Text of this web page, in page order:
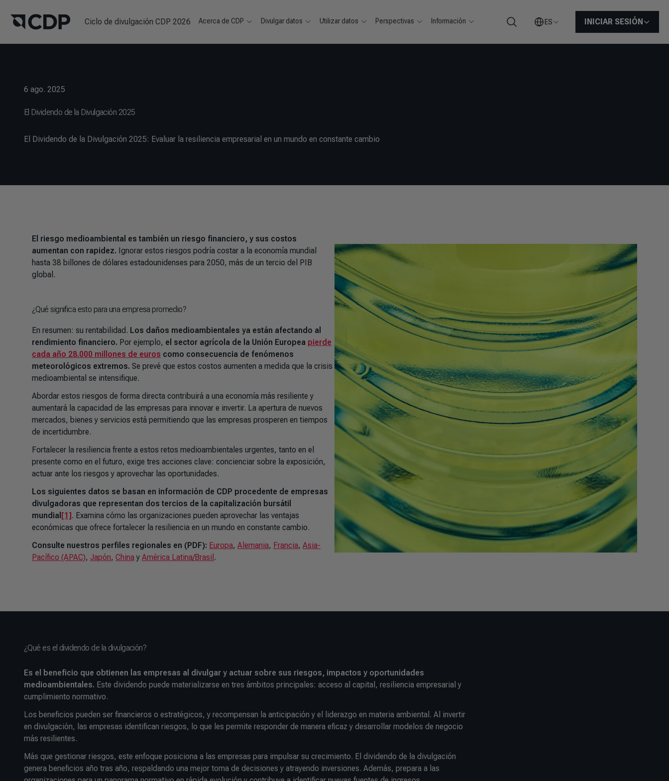
Ciclo de divulgación CDP 2026 Acerca de CDP Divulgar datos Utilizar datos Perspectivas Información
Buscar
ES INICIAR SESIÓN
6 ago. 2025
El Dividendo de la Divulgación 2025
El Dividendo de la Divulgación 2025: Evaluar la resiliencia empresarial en un mundo en constante cambio
El riesgo medioambiental es también un riesgo financiero, y sus costos
aumentan con rapidez. Ignorar estos riesgos podría costar a la economía mundial
hasta 38 billones de dólares estadounidenses para 2050, más de un tercio del PIB
global.
¿Qué significa esto para una empresa promedio?
En resumen: su rentabilidad. Los daños medioambientales ya están afectando al
rendimiento financiero. Por ejemplo, el sector agrícola de la Unión Europea pierde
cada año 28.000 millones de euros como consecuencia de fenómenos
meteorológicos extremos. Se prevé que estos costos aumenten a medida que la crisis
medioambiental se intensifique.
Abordar estos riesgos de forma directa contribuirá a una economía más resiliente y
aumentará la capacidad de las empresas para innovar e invertir. La apertura de nuevos
mercados, bienes y servicios está permitiendo que las empresas prosperen en tiempos
de incertidumbre.
Fortalecer la resiliencia frente a estos retos medioambientales urgentes, tanto en el
presente como en el futuro, exige tres acciones clave: concienciar sobre la exposición,
actuar ante los riesgos y aprovechar las oportunidades.
Los siguientes datos se basan en información de CDP procedente de empresas
divulgadoras que representan dos tercios de la capitalización bursátil
mundial [1]. Examina cómo las organizaciones pueden aprovechar las ventajas
económicas que ofrece fortalecer la resiliencia en un mundo en constante cambio.
Consulte nuestros perfiles regionales en (PDF): Europa, Alemania, Francia, Asia-
Pacífico (APAC), Japón, China y América Latina/Brasil .
¿Qué es el dividendo de la divulgación?
Es el beneficio que obtienen las empresas al divulgar y actuar sobre sus riesgos, impactos y oportunidades
medioambientales. Este dividendo puede materializarse en tres ámbitos principales: acceso al capital, resiliencia empresarial y
cumplimiento normativo.
Los beneficios pueden ser financieros o estratégicos, y recompensan la anticipación y el liderazgo en materia ambiental. Al invertir
en divulgación, las empresas identifican riesgos, lo que les permite responder de manera eficaz y desarrollar modelos de negocio
más resilientes.
Más que gestionar riesgos, este enfoque posiciona a las empresas para impulsar su crecimiento. El dividendo de la divulgación
genera beneficios año tras año, respaldando una mejor toma de decisiones y atrayendo inversiones. Además, prepara a las